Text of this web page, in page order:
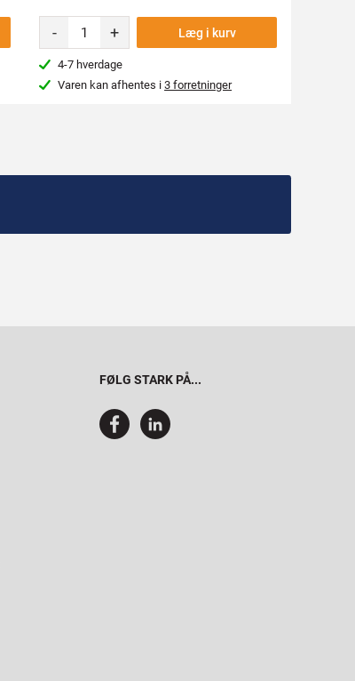
- + Læg i kurv
4-7 hverdage
Varen kan afhentes i3 forretninger
FØLG STARK PÅ...